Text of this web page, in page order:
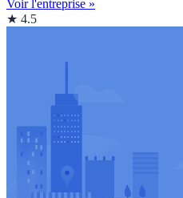
Voir l'entreprise »
★ 4.5